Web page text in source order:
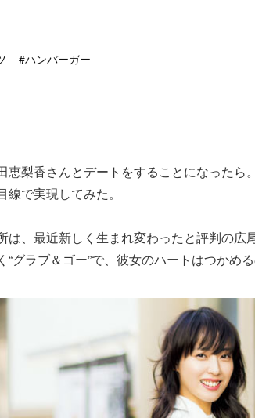
#ハンバーガー
恵梨香さんとデートをすることになった
線で実現してみた。
は、最近新しく生まれ変わったと評判の
“グラブ＆ゴー”で、彼女のハートはつかめ